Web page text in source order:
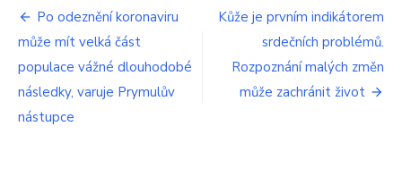
Navigace
pro
příspěvek
Po odeznění koronaviru
může mít velká část
populace vážné dlouhodobé
následky, varuje Prymulův
nástupce
Kůže je prvním indikátorem
srdečních problémů.
Rozpoznání malých změn
může zachránit život